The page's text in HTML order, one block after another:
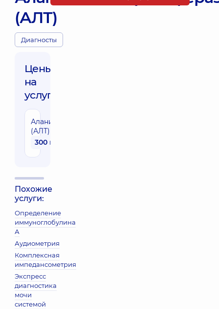
(АЛТ)
Диагносты
Цены
на
услуги:
Аланинаминотрансфераза
(АЛТ)
300 грн
Похожие
услуги:
Определение
иммуноглобулина
А
Аудиометрия
Комплексная
импедансометрия
Экспресс
диагностика
мочи
системой